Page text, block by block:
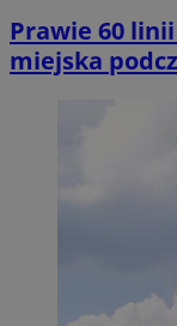
Prawie 60
miejska